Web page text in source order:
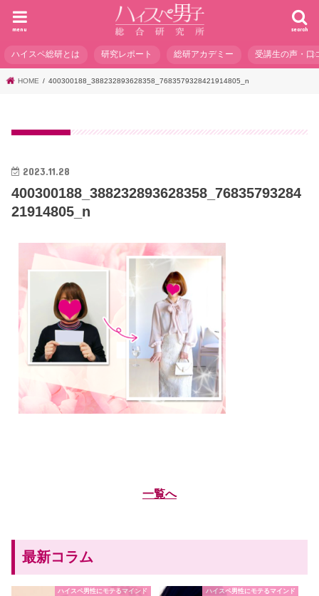
search
menu
ハイスペ総研とは 研究レポート 総研アカデミー 受講生の声・口
HOME 400300188_388232893628358_7683579328421914805_n
2023.11.28
400300188_388232893628358_76835793284
21914805_n
一覧へ
最新コラム
ハイスペ男性にモテるマインド ハイスペ男性にモテるマインド